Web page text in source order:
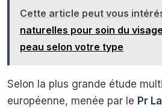
Cette article peut vous
naturelles pour soin du
peau selon votre type
Selon la plus grande étude
européenne, menée par le Pr